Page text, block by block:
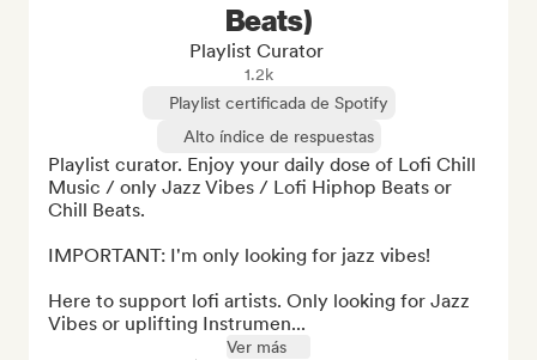
Beats)
Playlist Curator
1.2k
Playlist certificada de Spotify
Alto índice de respuestas
Playlist curator. Enjoy your daily dose of Lofi Chill
Music / only Jazz Vibes / Lofi Hiphop Beats or
Chill Beats.
IMPORTANT: I'm only looking for jazz vibes!
Here to support lofi artists. Only looking for Jazz
Vibes or uplifting Instrumen...
Ver más